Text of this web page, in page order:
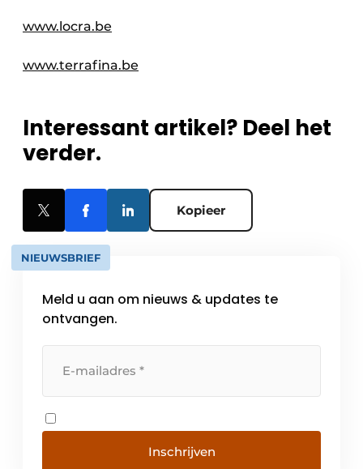
www.locra.be
www.terrafina.be
Interessant artikel? Deel het
verder.
Kopieer
NIEUWSBRIEF
Meld u aan om nieuws & updates te
ontvangen.
Inschrijven